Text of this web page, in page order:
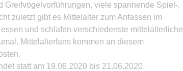
Greifvögelvorführungen, viele spannende Spiel-,
zuletzt gibt es Mittelalter zum Anfassen im
und schlafen verschiedenste mittelalterliche
Mittelalterfans kommen an diesem
statt am 19.06.2020 bis 21.06.2020.